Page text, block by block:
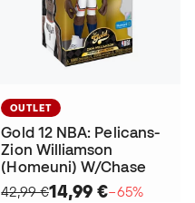
OUTLET
Gold 12 NBA: Pelicans-
Zion Williamson
(Homeuni) W/Chase
42,99 €14,99 €−65%